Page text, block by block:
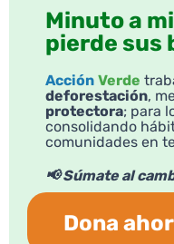
Minuto a
pierde sus
Acción Verde
deforestación,
protectora; para
consolidando
comunidades en
📢 Súmate al
Dona